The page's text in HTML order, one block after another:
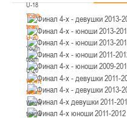
U-18
Youth
team
U-20
Youth
team
U-20
Women's
teams
Women's
teams
Уральская 3А
U-
II тур – юноши 2014-2015 гг.р.,
ул. Пушкина, д. 27